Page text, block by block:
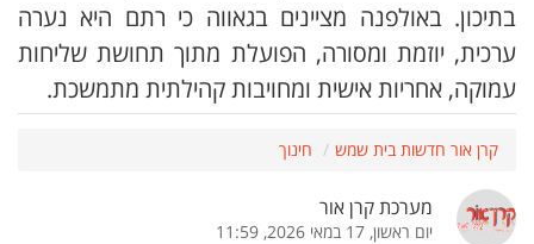
בתיכון. באולפנה מציינים בגאווה כי רתם היא נערה
ערכית, יוזמת ומסורה, הפועלת מתוך תחושת שליחות
עמוקה, אחריות אישית ומחויבות קהילתית מתמשכת.
קרן אור חדשות בית שמש חינוך
מערכת קרן אור
יום ראשון, 17 במאי 2026, 11:59